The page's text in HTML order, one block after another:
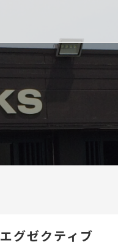
エグゼクティブ